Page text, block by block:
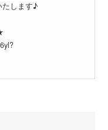
たします♪